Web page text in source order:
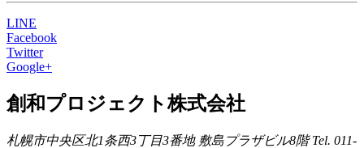
LINE
Facebook
Twitter
Google+
創和プロジェクト株式会社
札幌市中央区北1条西3丁目3番地 敷島プラザビル8階 Tel. 011-